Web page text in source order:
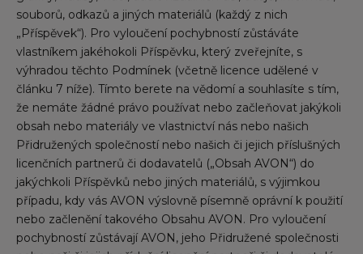
souborů, odkazů a jiných materiálů (každý z nich
„Příspěvek“). Pro vyloučení pochybností zůstáváte
vlastníkem jakéhokoli Příspěvku, který zveřejníte, s
výhradou těchto Podmínek (včetně licence udělené v
článku 7 níže). Tímto berete na vědomí a souhlasíte s tím,
že nemáte žádné právo používat nebo začleňovat jakýkoli
obsah nebo materiály ve vlastnictví nás nebo našich
Přidružených společností nebo našich či jejich příslušných
licenčních partnerů či dodavatelů („Obsah AVON“) do
jakýchkoli Příspěvků nebo jiných materiálů, s výjimkou
případu, kdy vás AVON výslovně písemně oprávní k použití
nebo začlenění takového Obsahu AVON. Pro vyloučení
pochybností zůstávají AVON, jeho Přidružené společnosti